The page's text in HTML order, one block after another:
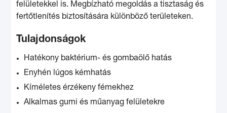
felületekkel is. Megbízható megoldás a tisztaság és
fertőtlenítés biztosítására különböző területeken.
Tulajdonságok
Hatékony baktérium- és gombaölő hatás
Enyhén lúgos kémhatás
Kíméletes érzékeny fémekhez
Alkalmas gumi és műanyag felületekre